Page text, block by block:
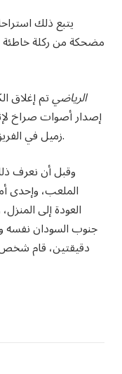
يتبع ذلك
مضحكة من ركلة خاطئة
الرياضيتم إغلاق
إصدار أصوات صراخ
زميل في الفريق. يواصل الركض في العناق وهو يضحك.
وقبل أن نعرف
الملعب، وإحدى
العودة إلى
جنوب السودان نفسه
دقيقتين، قام شخص